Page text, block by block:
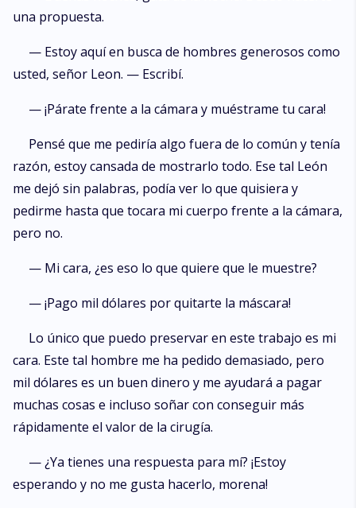
una propuesta.
— Estoy aquí en busca de hombres generosos como
usted, señor Leon. — Escribí.
— ¡Párate frente a la cámara y muéstrame tu cara!
Pensé que me pediría algo fuera de lo común y tenía
razón, estoy cansada de mostrarlo todo. Ese tal León
me dejó sin palabras, podía ver lo que quisiera y
pedirme hasta que tocara mi cuerpo frente a la cámara,
pero no.
— Mi cara, ¿es eso lo que quiere que le muestre?
— ¡Pago mil dólares por quitarte la máscara!
Lo único que puedo preservar en este trabajo es mi
cara. Este tal hombre me ha pedido demasiado, pero
mil dólares es un buen dinero y me ayudará a pagar
muchas cosas e incluso soñar con conseguir más
rápidamente el valor de la cirugía.
— ¿Ya tienes una respuesta para mí? ¡Estoy
esperando y no me gusta hacerlo, morena!